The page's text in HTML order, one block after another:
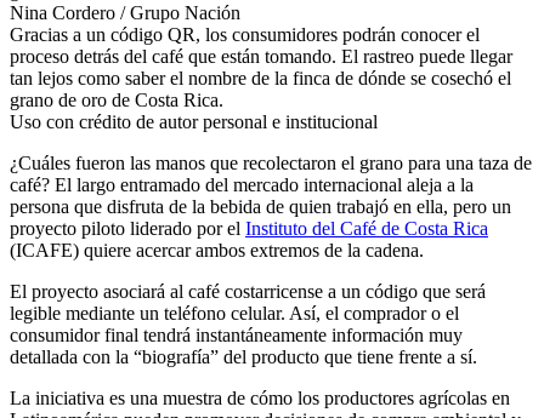
Nina Cordero / Grupo Nación
Gracias a un código QR, los consumidores podrán conocer el
proceso detrás del café que están tomando. El rastreo puede llegar
tan lejos como saber el nombre de la finca de dónde se cosechó el
grano de oro de Costa Rica.
Uso con crédito de autor personal e institucional
¿Cuáles fueron las manos que recolectaron el grano para una taza de
café? El largo entramado del mercado internacional aleja a la
persona que disfruta de la bebida de quien trabajó en ella, pero un
proyecto piloto liderado por el Instituto del Café de Costa Rica
(ICAFE) quiere acercar ambos extremos de la cadena.
El proyecto asociará al café costarricense a un código que será
legible mediante un teléfono celular. Así, el comprador o el
consumidor final tendrá instantáneamente información muy
detallada con la “biografía” del producto que tiene frente a sí.
La iniciativa es una muestra de cómo los productores agrícolas en